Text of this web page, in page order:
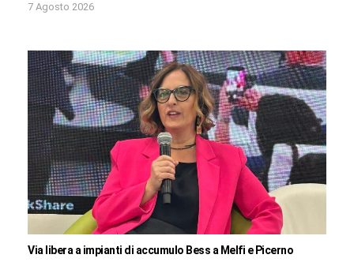
7 Agosto 2026
Via libera a impianti di accumulo Bess a Melfi e Picerno